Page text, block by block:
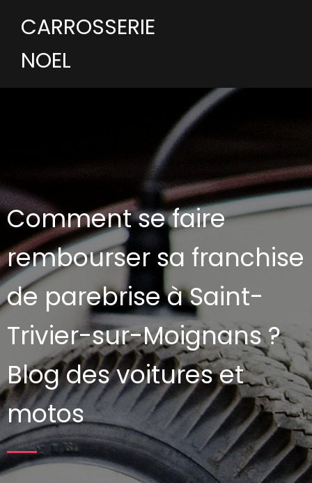
CARROSSERIE
NOEL
Comment se faire
rembourser sa franchise
de parebrise à Saint-
Trivier-sur-Moignans ?
Blog des voitures et
motos